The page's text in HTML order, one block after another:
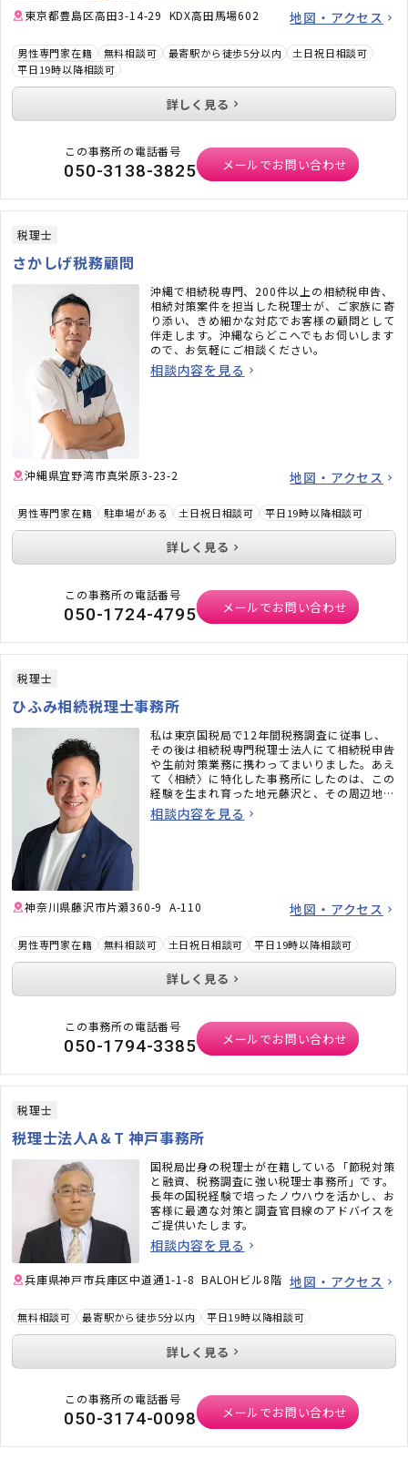
東京都豊島区高田3-14-29 KDX高田馬場602 地図・アクセス
男性専門家在籍 無料相談可 最寄駅から徒歩5分以内
土日祝日相談可
平日19時以降相談可
詳しく見る
この事務所の電話番号
050-3138-3825 メールでお問い合わせ
税理士
さかしげ税務顧問
沖縄で相続税専門、200件以上の相続税申告、
相続対策案件を担当した税理士が、ご家族に寄
り添い、きめ細かな対応でお客様の顧問として
伴走します。沖縄ならどこへでもお伺いします
ので、お気軽にご相談ください。
相談内容を見る
沖縄県宜野湾市真栄原3-23-2 地図・アクセス
男性専門家在籍 駐車場がある 土日祝日相談可 平日19時以降相談可
詳しく見る
この事務所の電話番号
050-1724-4795 メールでお問い合わせ
税理士
ひふみ相続税理士事務所
私は東京国税局で12年間税務調査に従事し、
その後は相続税専門税理士法人にて相続税申告
や生前対策業務に携わってまいりました。あえ
て〈相続〉に特化した事務所にしたのは、この
経験を生まれ育った地元藤沢と、その周辺地域
の皆さまのために役立てたいと考えたからで
す。
相談内容を見る
神奈川県藤沢市片瀬360-9 A-110 地図・アクセス
男性専門家在籍 無料相談可 土日祝日相談可 平日19時以降相談可
詳しく見る
この事務所の電話番号
050-1794-3385 メールでお問い合わせ
税理士
税理士法人A＆T 神戸事務所
国税局出身の税理士が在籍している「節税対策
と融資、税務調査に強い税理士事務所」です。
長年の国税経験で培ったノウハウを活かし、お
客様に最適な対策と調査官目線のアドバイスを
ご提供いたします。
相談内容を見る
兵庫県神戸市兵庫区中道通1-1-8 BALOHビル8階 地図・アクセス
無料相談可 最寄駅から徒歩5分以内 平日19時以降相談可
詳しく見る
この事務所の電話番号
050-3174-0098 メールでお問い合わせ